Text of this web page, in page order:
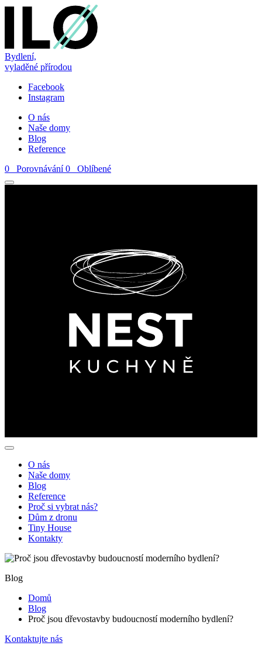
Bydlení,
vyladěné přírodou
Facebook
Instagram
O nás
Naše domy
Blog
Reference
0
Porovnávání 0 Oblíbené
O nás
Naše domy
Blog
Reference
Proč si vybrat nás?
Dům z dronu
Tiny House
Kontakty
Blog
Domů
Blog
Proč jsou dřevostavby budoucností moderního bydlení?
Kontaktujte nás